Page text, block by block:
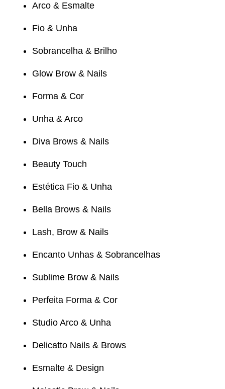
Arco & Esmalte
Fio & Unha
Sobrancelha & Brilho
Glow Brow & Nails
Forma & Cor
Unha & Arco
Diva Brows & Nails
Beauty Touch
Estética Fio & Unha
Bella Brows & Nails
Lash, Brow & Nails
Encanto Unhas & Sobrancelhas
Sublime Brow & Nails
Perfeita Forma & Cor
Studio Arco & Unha
Delicatto Nails & Brows
Esmalte & Design